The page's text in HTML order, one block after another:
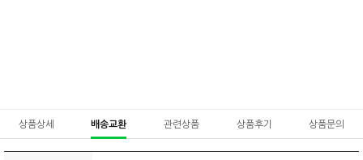
상품상세 배송교환 관련상품 상품후기 상품문의